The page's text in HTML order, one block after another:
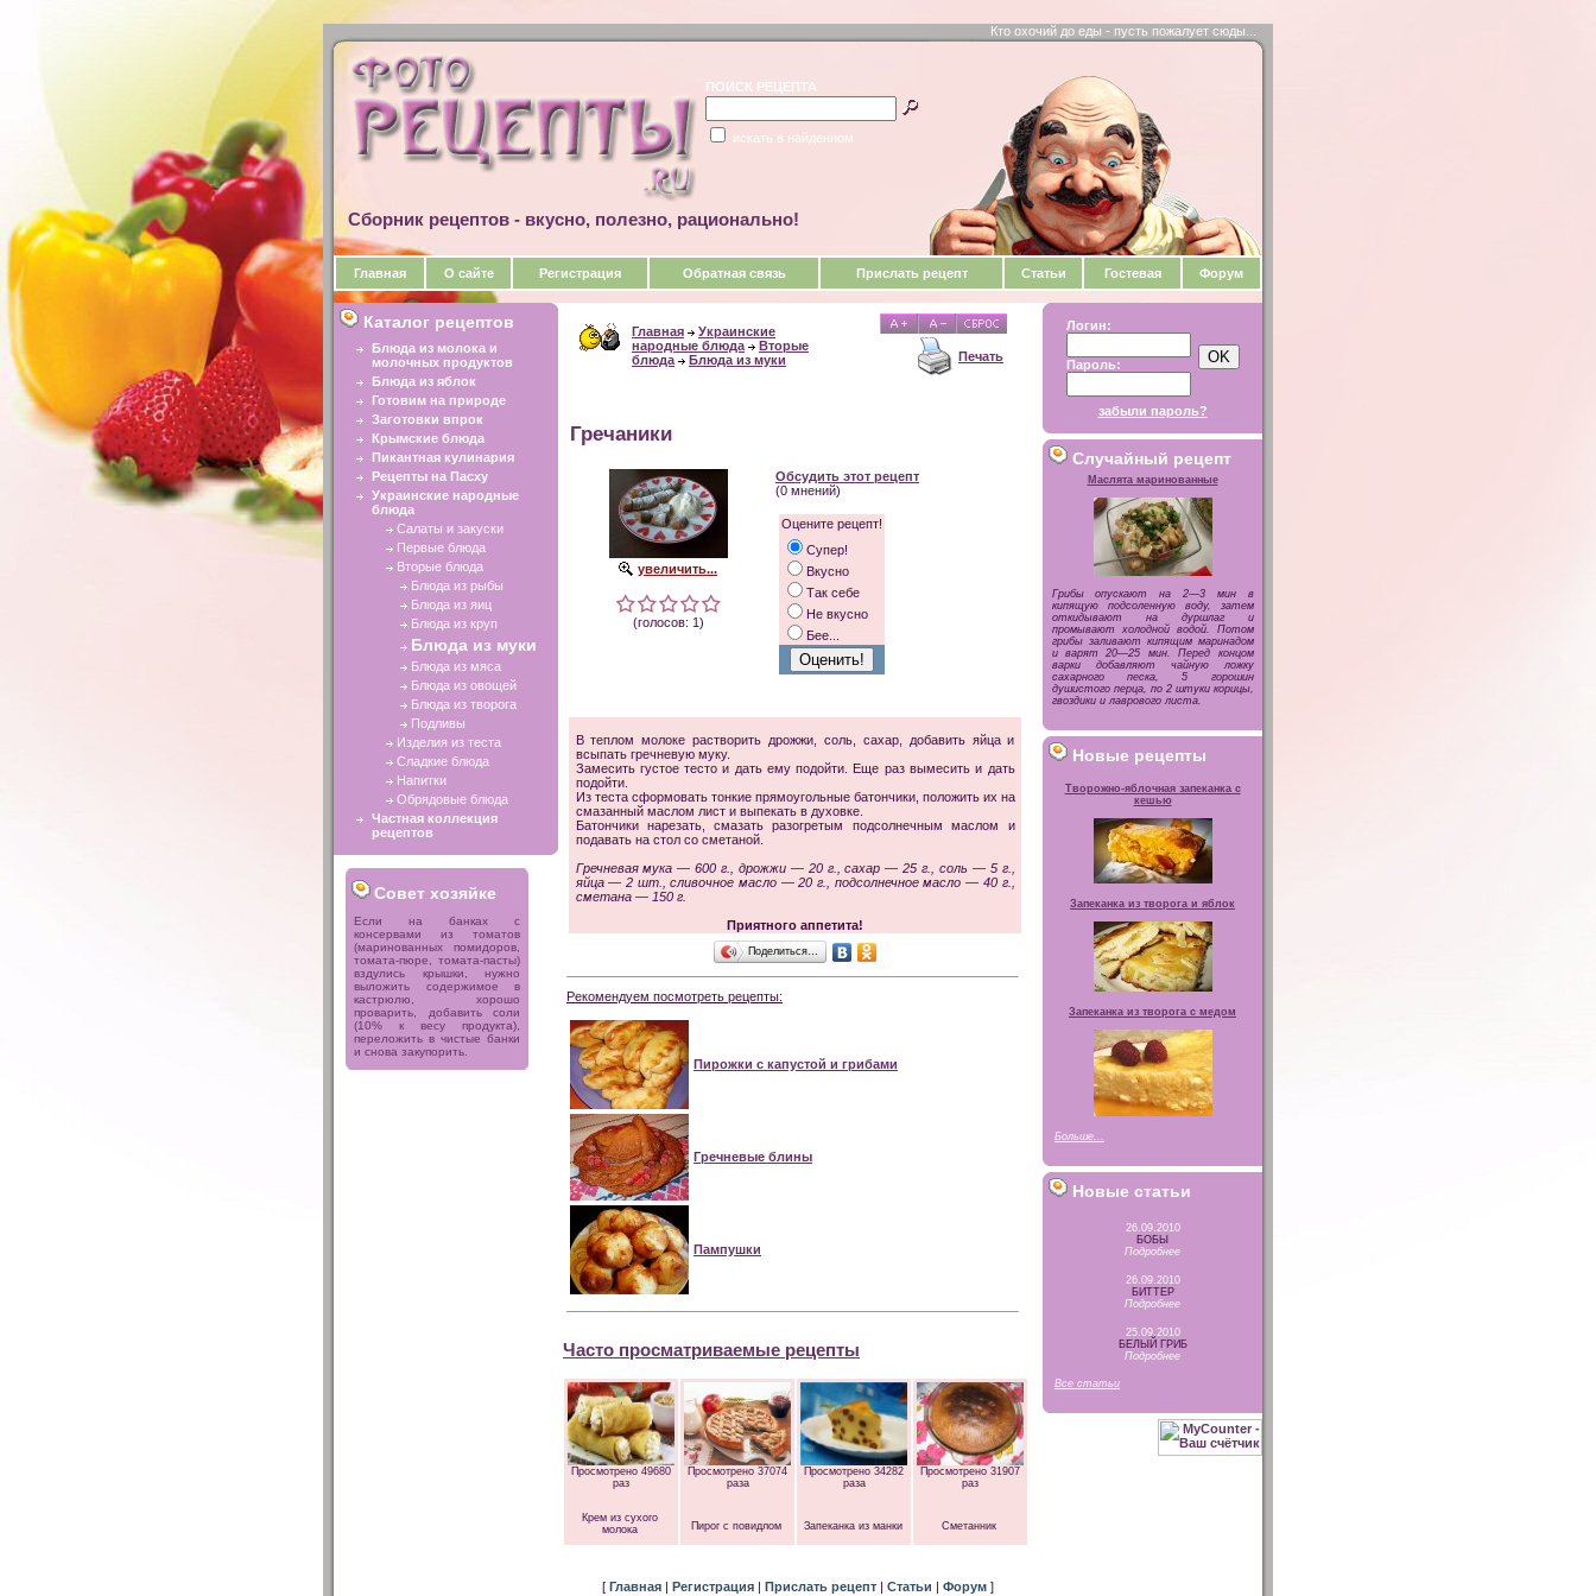
ПОИСК РЕЦЕПТА
искать в найденном
Сборник рецептов - вкусно, полезно, рационально!
Кто охочий до еды - пусть пожалует сюды...
Главная О сайте Регистрация Обратная связь Прислать рецепт Статьи Гостевая Форум
Каталог рецептов
Блюда из молока и
молочных продуктов
Блюда из яблок
Готовим на природе
Заготовки впрок
Крымские блюда
Пикантная кулинария
Рецепты на Пасху
Украинские народные
блюда
Салаты и закуски
Первые блюда
Вторые блюда
Блюда из рыбы
Блюда из яиц
Блюда из круп
Блюда из муки
Блюда из мяса
Блюда из овощей
Блюда из творога
Подливы
Изделия из теста
Сладкие блюда
Напитки
Обрядовые блюда
Частная коллекция
рецептов
Совет хозяйке
Если на банках с
консервами из томатов
(маринованных помидоров,
томата-пюре, томата-пасты)
вздулись крышки, нужно
выложить содержимое в
кастрюлю, хорошо
проварить, добавить соли
(10% к весу продукта),
переложить в чистые банки
и снова закупорить.
Главная
Украинские
народные блюда
Вторые
блюда
Блюда из муки Печать
Гречаники
увеличить...
(голосов: 1)
Обсудить этот рецепт
(0 мнений)
Оцените рецепт!
Супер!
Вкусно
Так себе
Не вкусно
Бее...
В теплом молоке растворить дрожжи, соль, сахар, добавить яйца и
всыпать гречневую муку.
Замесить густое тесто и дать ему подойти. Еще раз вымесить и дать
подойти.
Из теста сформовать тонкие прямоугольные батончики, положить их на
смазанный маслом лист и выпекать в духовке.
Батончики нарезать, смазать разогретым подсолнечным маслом и
подавать на стол со сметаной.
Гречневая мука — 600 г., дрожжи — 20 г., сахар — 25 г., соль — 5 г.,
яйца — 2 шт., сливочное масло — 20 г., подсолнечное масло — 40 г.,
сметана — 150 г.
Приятного аппетита!
Поделиться…
Рекомендуем посмотреть рецепты:
Пирожки с капустой и грибами
Гречневые блины
Пампушки
Часто просматриваемые рецепты
Просмотрено 49680
раз
Крем из сухого
молока
Просмотрено 37074
раза
Пирог с повидлом
Просмотрено 34282
раза
Запеканка из манки
Просмотрено 31907
раз
Сметанник
Логин:
Пароль:
забыли пароль?
Случайный рецепт
Маслята маринованные
Грибы опускают на 2—3 мин в
кипящую подсоленную воду, затем
откидывают на дуршлаг и
промывают холодной водой. Потом
грибы заливают кипящим маринадом
и варят 20—25 мин. Перед концом
варки добавляют чайную ложку
сахарного песка, 5 горошин
душистого перца, по 2 штуки корицы,
гвоздики и лаврового листа.
Новые рецепты
Творожно-яблочная запеканка с
кешью
Запеканка из творога и яблок
Запеканка из творога с медом
Больше...
Новые статьи
26.09.2010
БОБЫ
Подробнее
26.09.2010
БИТТЕР
Подробнее
25.09.2010
БЕЛЫЙ ГРИБ
Подробнее
Все статьи
[ Главная | Регистрация | Прислать рецепт | Статьи | Форум ]